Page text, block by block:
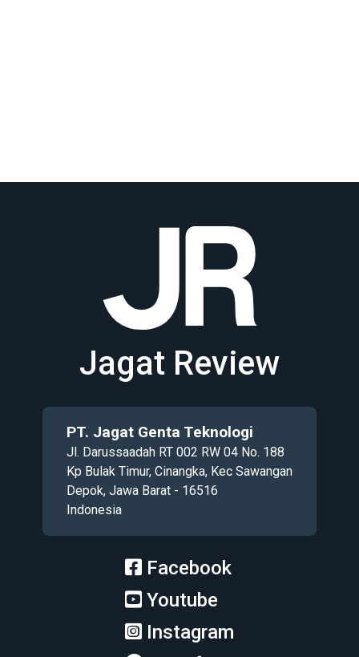
Jagat Review
PT. Jagat Genta Teknologi
Jl. Darussaadah RT 002 RW 04 No. 188
Kp Bulak Timur, Cinangka, Kec Sawangan
Depok, Jawa Barat - 16516
Indonesia
Facebook
Youtube
Instagram